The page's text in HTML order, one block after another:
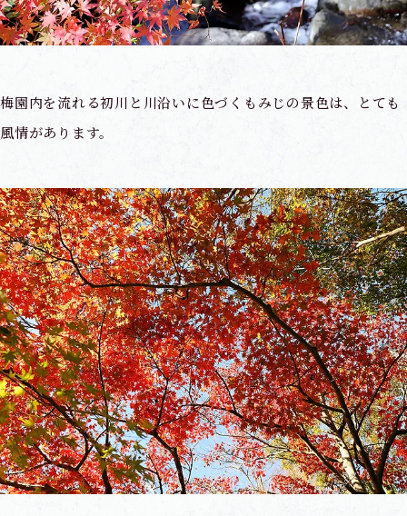
梅園内を流れる初川と川沿いに色づくもみじの景色は、とても
風情があります。